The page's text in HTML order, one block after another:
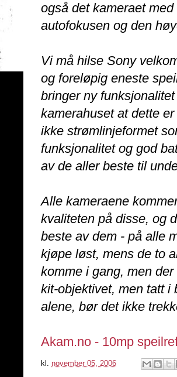
også det kameraet
autofokusen og den
Vi må hilse Sony
og foreløpig eneste
bringer ny
kamerahuset at dette
ikke strømlinjeformet
funksjonalitet og god
av de aller beste til
Alle kameraene
kvaliteten på disse, og
beste av dem - på alle
kjøpe løst, mens de to
komme i gang, men
kit-objektivet, men tatt i
alene, bør det ikke
Akam.no - 10mp
kl. november 05, 2006